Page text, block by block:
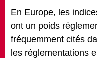
En Europe, les
ont un poids
fréquemment cités
les réglementations